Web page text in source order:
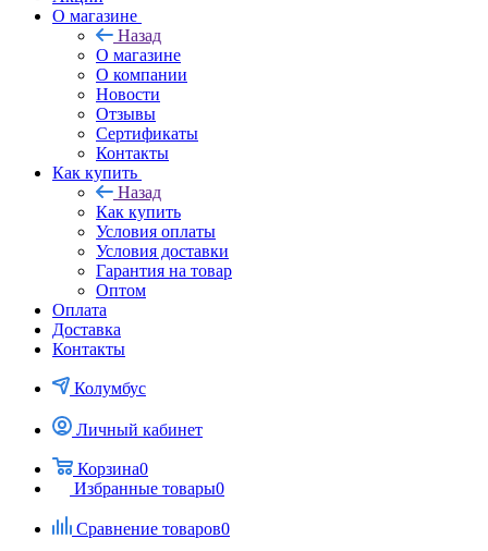
О магазине
Назад
О магазине
О компании
Новости
Отзывы
Сертификаты
Контакты
Как купить
Назад
Как купить
Условия оплаты
Условия доставки
Гарантия на товар
Оптом
Оплата
Доставка
Контакты
Колумбус
Личный кабинет
Корзина0
Избранные товары0
Сравнение товаров0